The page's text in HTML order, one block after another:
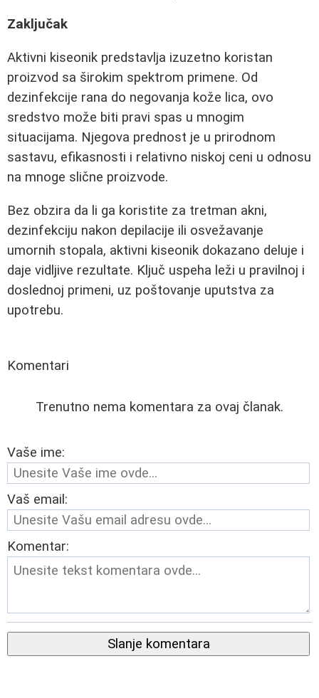
Zaključak
Aktivni kiseonik predstavlja izuzetno koristan
proizvod sa širokim spektrom primene. Od
dezinfekcije rana do negovanja kože lica, ovo
sredstvo može biti pravi spas u mnogim
situacijama. Njegova prednost je u prirodnom
sastavu, efikasnosti i relativno niskoj ceni u odnosu
na mnoge slične proizvode.
Bez obzira da li ga koristite za tretman akni,
dezinfekciju nakon depilacije ili osvežavanje
umornih stopala, aktivni kiseonik dokazano deluje i
daje vidljive rezultate. Ključ uspeha leži u pravilnoj i
doslednoj primeni, uz poštovanje uputstva za
upotrebu.
Komentari
Trenutno nema komentara za ovaj članak.
Vaše ime:
Vaš email:
Komentar:
Slanje komentara